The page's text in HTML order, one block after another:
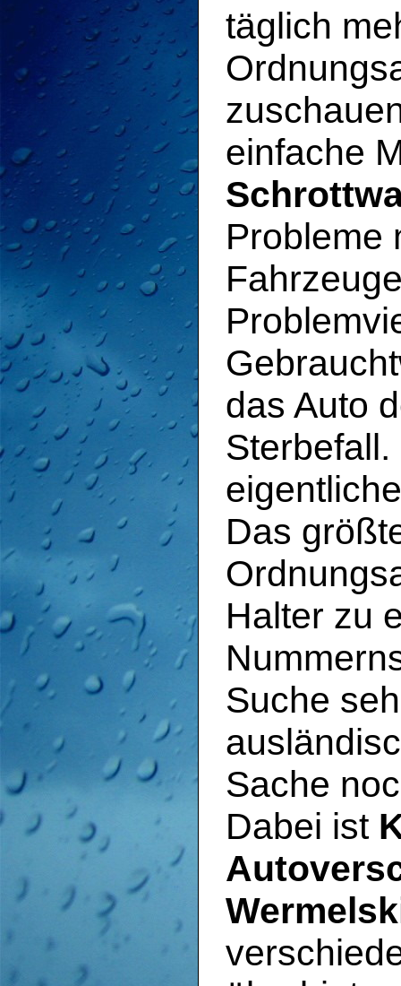
täglich
einfache
Probleme
das Auto
Das
Halter zu
Suche
Sache
Dabei ist